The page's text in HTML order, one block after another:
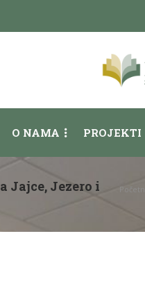
O NAMA PROJEKTI
Jajce, Jezero i
Početna